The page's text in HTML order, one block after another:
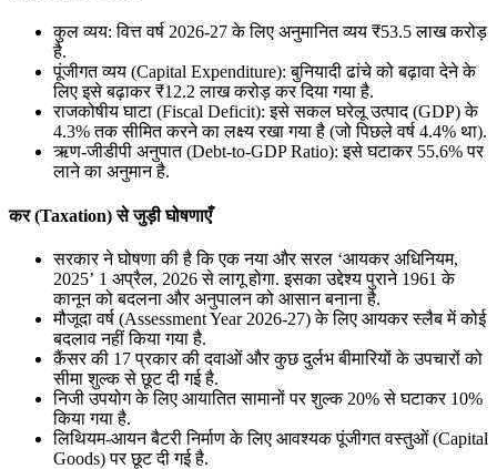
कुल व्यय: वित्त वर्ष 2026-27 के लिए अनुमानित व्यय ₹53.5 लाख करोड़
है.
पूंजीगत व्यय (Capital Expenditure): बुनियादी ढांचे को बढ़ावा देने के
लिए इसे बढ़ाकर ₹12.2 लाख करोड़ कर दिया गया है.
राजकोषीय घाटा (Fiscal Deficit): इसे सकल घरेलू उत्पाद (GDP) के
4.3% तक सीमित करने का लक्ष्य रखा गया है (जो पिछले वर्ष 4.4% था).
ऋण-जीडीपी अनुपात (Debt-to-GDP Ratio): इसे घटाकर 55.6% पर
लाने का अनुमान है.
कर (Taxation) से जुड़ी घोषणाएँ
सरकार ने घोषणा की है कि एक नया और सरल ‘आयकर अधिनियम,
2025’ 1 अप्रैल, 2026 से लागू होगा. इसका उद्देश्य पुराने 1961 के
कानून को बदलना और अनुपालन को आसान बनाना है.
मौजूदा वर्ष (Assessment Year 2026-27) के लिए आयकर स्लैब में कोई
बदलाव नहीं किया गया है.
कैंसर की 17 प्रकार की दवाओं और कुछ दुर्लभ बीमारियों के उपचारों को
सीमा शुल्क से छूट दी गई है.
निजी उपयोग के लिए आयातित सामानों पर शुल्क 20% से घटाकर 10%
किया गया है.
लिथियम-आयन बैटरी निर्माण के लिए आवश्यक पूंजीगत वस्तुओं (Capital
Goods) पर छूट दी गई है.